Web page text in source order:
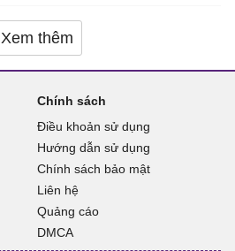
Xem thêm
Chính sách
Điều khoản sử dụng
Hướng dẫn sử dụng
Chính sách bảo mật
Liên hệ
Quảng cáo
DMCA